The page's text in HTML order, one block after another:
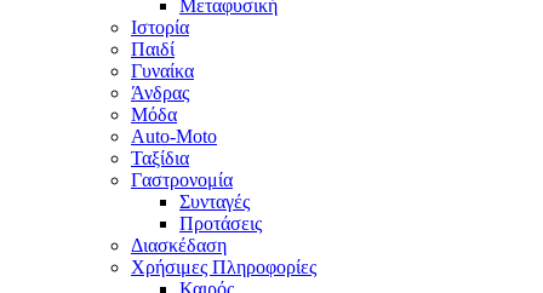
Μεταφυσική
Ιστορία
Παιδί
Γυναίκα
Άνδρας
Μόδα
Auto-Moto
Ταξίδια
Γαστρονομία
Συνταγές
Προτάσεις
Διασκέδαση
Χρήσιμες Πληροφορίες
Καιρός